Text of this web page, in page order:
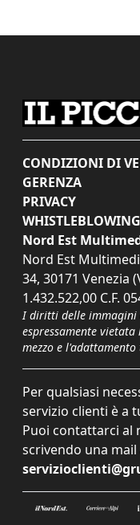
CONDIZIONI DI
GERENZA
PRIVACY
WHISTLEBLOWING
Nord Est
Nord Est
34, 30171 Venezia
1.432.522,00 C.F.
I diritti delle immagini
espressamente
mezzo e
Per qualsiasi
servizio clienti è a
Puoi contattarci al
scrivendo una mail